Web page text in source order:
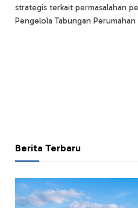
strategis terkait permasalahan
Pengelola Tabungan
Berita Terbaru